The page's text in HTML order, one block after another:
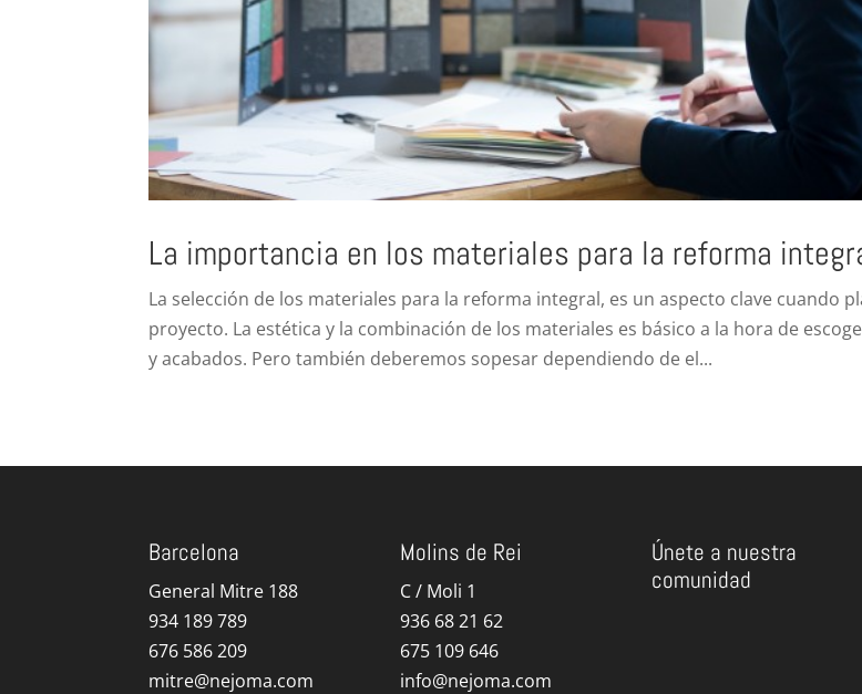
La importancia en los materiales para la reforma
La selección de los materiales para la reforma integral, es un aspecto clave cuando
proyecto. La estética y la combinación de los materiales es básico a la hora de
y acabados. Pero también deberemos sopesar dependiendo de el...
Barcelona
General Mitre 188
934 189 789
676 586 209
mitre@nejoma.com
Molins de Rei
C / Moli 1
936 68 21 62
675 109 646
info@nejoma.com
Únete a nuestra
comunidad